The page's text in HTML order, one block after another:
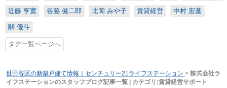
近藤 亨寛 谷脇 健二郎 北岡 みや子 賃貸経営 中村 宏基
關 優斗
タグ一覧ページへ
世田谷区の新築戸建て情報｜センチュリー21ライフステーション > 株式会社ラ
イフステーションのスタッフブログ記事一覧 | カテゴリ:賃貸経営サポート